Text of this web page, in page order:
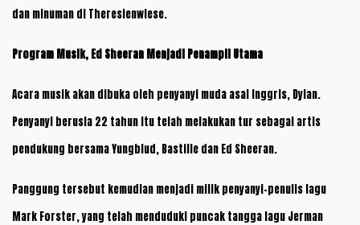
dan minuman di Theresienwiese.
Program Musik, Ed Sheeran Menjadi Penampil Utama
Acara musik akan dibuka oleh penyanyi muda asal Inggris, Dylan.
Penyanyi berusia 22 tahun itu telah melakukan tur sebagai artis
pendukung bersama Yungblud, Bastille dan Ed Sheeran.
Panggung tersebut kemudian menjadi milik penyanyi-penulis lagu
Mark Forster, yang telah menduduki puncak tangga lagu Jerman